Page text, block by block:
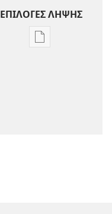
ΕΠΙΛΟΓΕΣ ΛΗΨΗΣ
Επιλογές